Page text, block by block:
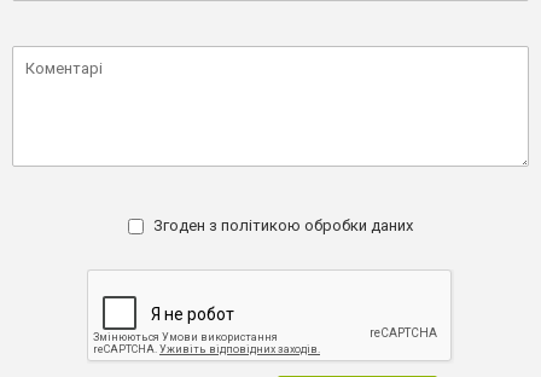
Згоден з політикою обробки даних